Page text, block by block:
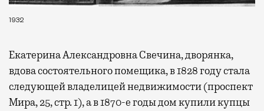
1932
Екатерина Александровна Свечина, дворянка,
вдова состоятельного помещика, в 1828 году стала
следующей владелицей недвижимости (проспект
Мира, 25, стр. 1), а в 1870-е годы дом купили купцы